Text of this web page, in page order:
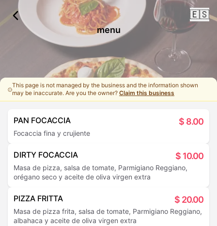
🇪🇸
menu
This page is not managed by the business and the information shown
may be inaccurate. Are you the owner?Claim this business
PAN FOCACCIA $ 8.00
Focaccia fina y crujiente
DIRTY FOCACCIA $ 10.00
Masa de pizza, salsa de tomate, Parmigiano Reggiano,
orégano seco y aceite de oliva virgen extra
PIZZA FRITTA $ 20.00
Masa de pizza frita, salsa de tomate, Parmigiano Reggiano,
albahaca y aceite de oliva virgen extra